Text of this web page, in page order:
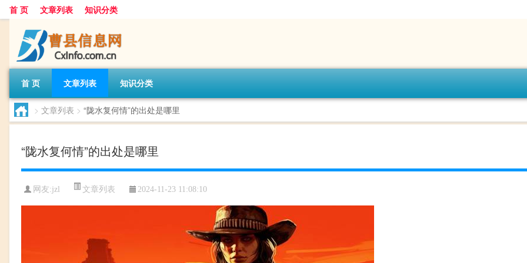
首 页 文章列表 知识分类
首 页 文章列表 知识分类
> 文章列表 > “陇水复何情”的出处是哪里
“陇水复何情”的出处是哪里
网友:jzl 文章列表 2024-11-23 11:08:10